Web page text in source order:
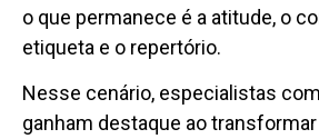
o que permanece é a atitude, o
etiqueta e o repertório.
Nesse cenário, especialistas
ganham destaque ao